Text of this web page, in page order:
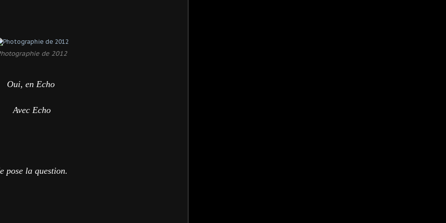
de 2012
Oui, en Echo
Avec Echo
pose la question.